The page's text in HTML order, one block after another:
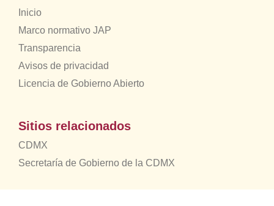
Inicio
Marco normativo JAP
Transparencia
Avisos de privacidad
Licencia de Gobierno Abierto
Sitios relacionados
CDMX
Secretaría de Gobierno de la CDMX